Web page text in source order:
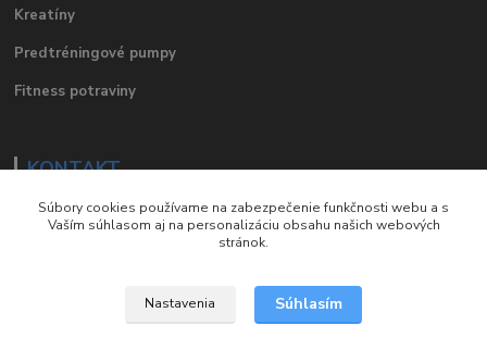
Kreatíny
Predtréningové pumpy
Fitness potraviny
KONTAKT
e-mail:eshop@suplements.sk
Súbory cookies používame na zabezpečenie funkčnosti webu a s
Vaším súhlasom aj na personalizáciu obsahu našich webových
stránok.
Nastavenia Súhlasím